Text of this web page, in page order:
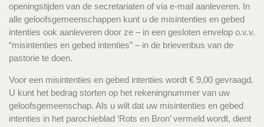
openingstijden van de secretariaten of via e-mail aanleveren. In
alle geloofsgemeenschappen kunt u de misintenties en gebed
intenties ook aanleveren door ze – in een gesloten envelop o.v.v.
“misintenties en gebed intenties” – in de brievenbus van de
pastorie te doen.
Voor een misintenties en gebed intenties wordt € 9,00 gevraagd.
U kunt het bedrag storten op het rekeningnummer van uw
geloofsgemeenschap. Als u wilt dat uw misintenties en gebed
intenties in het parochieblad ‘Rots en Bron’ vermeld wordt, dient